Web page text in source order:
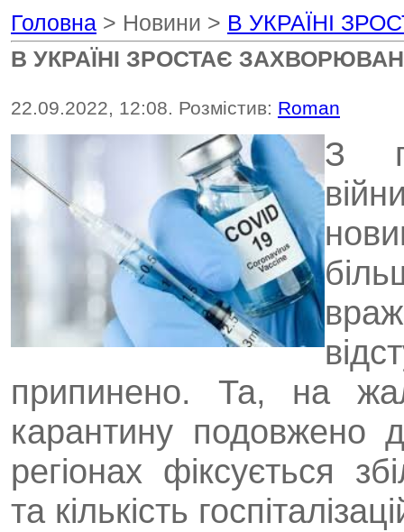
Головна > Новини > В УКРАЇНІ
В УКРАЇНІ ЗРОСТАЄ
22.09.2022, 12:08. Розмістив: Roman
З
припинено. Та, на
карантину подовжено
регіонах фіксується
та кількість